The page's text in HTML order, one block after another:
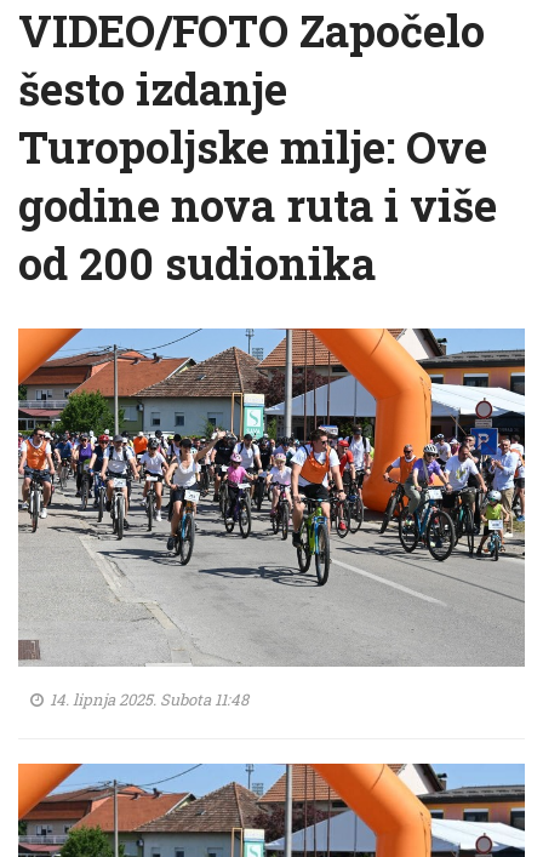
VIDEO/FOTO Započelo
šesto izdanje
Turopoljske milje: Ove
godine nova ruta i više
od 200 sudionika
14. lipnja 2025. Subota 11:48